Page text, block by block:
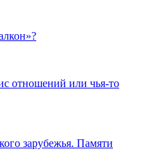
отношений или чья-то
зарубежья. Памяти